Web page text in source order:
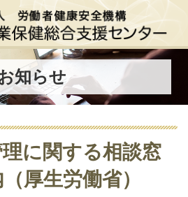
知らせ
理に関する相談窓
厚生労働省）